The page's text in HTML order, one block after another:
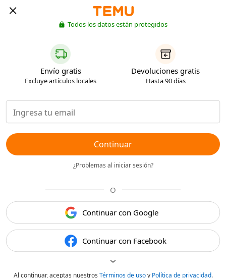
Todos los datos están protegidos
Envío gratis
Excluye artículos locales
Devoluciones gratis
Hasta 90 días
Continuar
¿Problemas al iniciar sesión?
O
Continuar con Google
Continuar con Facebook
Al continuar, aceptas nuestros Términos de usoy Política de privacidad.